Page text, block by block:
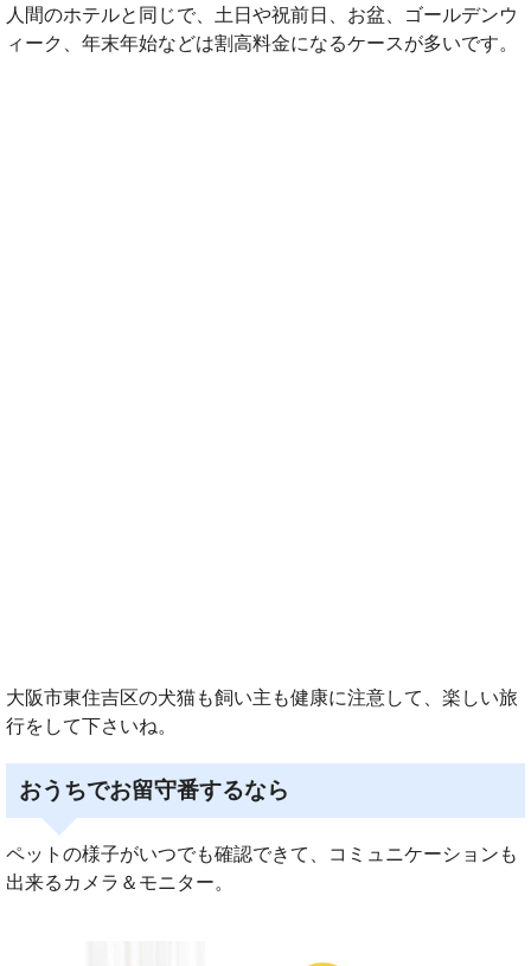
人間のホテルと同じで、土日や祝前日、お盆、ゴールデンウ
ィーク、年末年始などは割高料金になるケースが多いです。
大阪市東住吉区の犬猫も飼い主も健康に注意して、楽しい旅
行をして下さいね。
おうちでお留守番するなら
ペットの様子がいつでも確認できて、コミュニケーションも
出来るカメラ＆モニター。